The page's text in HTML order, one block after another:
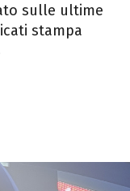
sulle ultime
stampa